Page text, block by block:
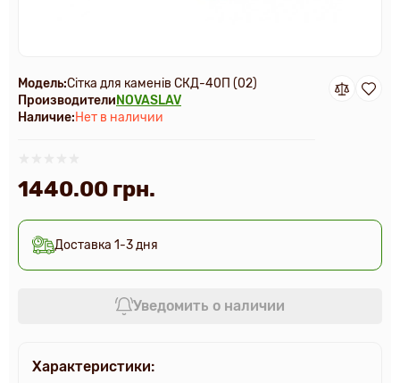
Модель:Сітка для каменів СКД-40П (02)
Производители NOVASLAV
Наличие:Нет в наличии
Доставка 1-3 дня
1440.00 грн.
Уведомить о наличии
Характеристики: